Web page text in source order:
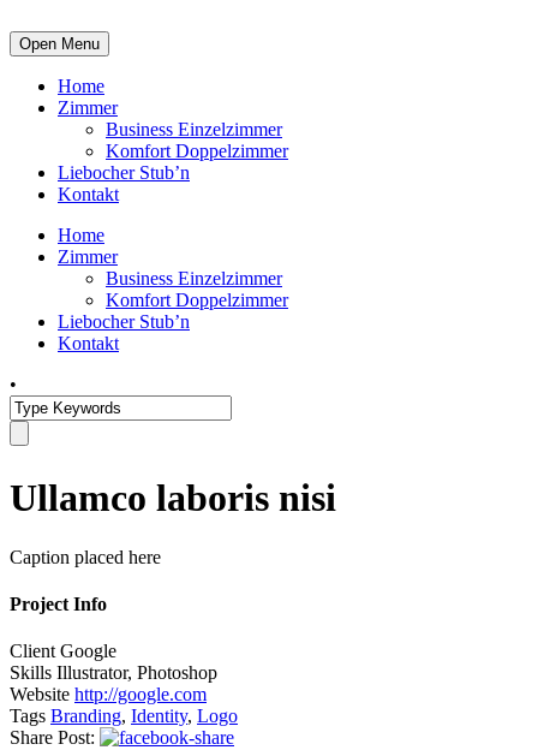
Open Menu
Home
Zimmer
Business Einzelzimmer
Komfort Doppelzimmer
Liebocher Stub’n
Kontakt
Home
Zimmer
Business Einzelzimmer
Komfort Doppelzimmer
Liebocher Stub’n
Kontakt
•
Ullamco laboris nisi
Caption placed here
Project Info
ClientGoogle
Skills Illustrator, Photoshop
Website http://google.com
Tags Branding, Identity, Logo
Share Post: